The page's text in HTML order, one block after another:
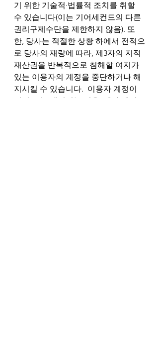
기 위한 기술적∙법률적 조치를 취할
수 있습니다(이는 기어세컨드의 다른
권리구제수단을 제한하지 않음). 또
한, 당사는 적절한 상황 하에서 전적으
로 당사의 재량에 따라, 제3자의 지적
재산권을 반복적으로 침해할 여지가
있는 이용자의 계정을 중단하거나 해
지시킬 수 있습니다.  이용자 계정이
정지 또는 해지되는 경우, 해당 계정